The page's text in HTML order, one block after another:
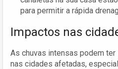
para permitir a rápida
Impactos nas
As chuvas intensas podem
nas cidades afetadas,